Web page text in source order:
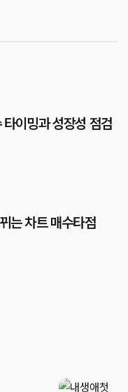
이밍과 성장성 점검
는 차트 매수타점